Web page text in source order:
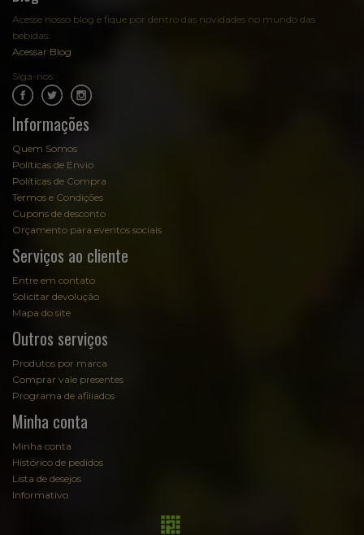
Acesse nosso blog e fique por dentro das novidades no mundo das
bebidas:
Acessar Blog
Siga-nos:
Informações
Quem Somos
Políticas de Envio
Políticas de Compra
Termos e Condições
Cupons de desconto
Orçamento para eventos sociais
Serviços ao cliente
Entre em contato
Solicitar devolução
Mapa do site
Outros serviços
Produtos por marca
Comprar vale presentes
Programa de afiliados
Minha conta
Minha conta
Histórico de pedidos
Lista de desejos
Informativo